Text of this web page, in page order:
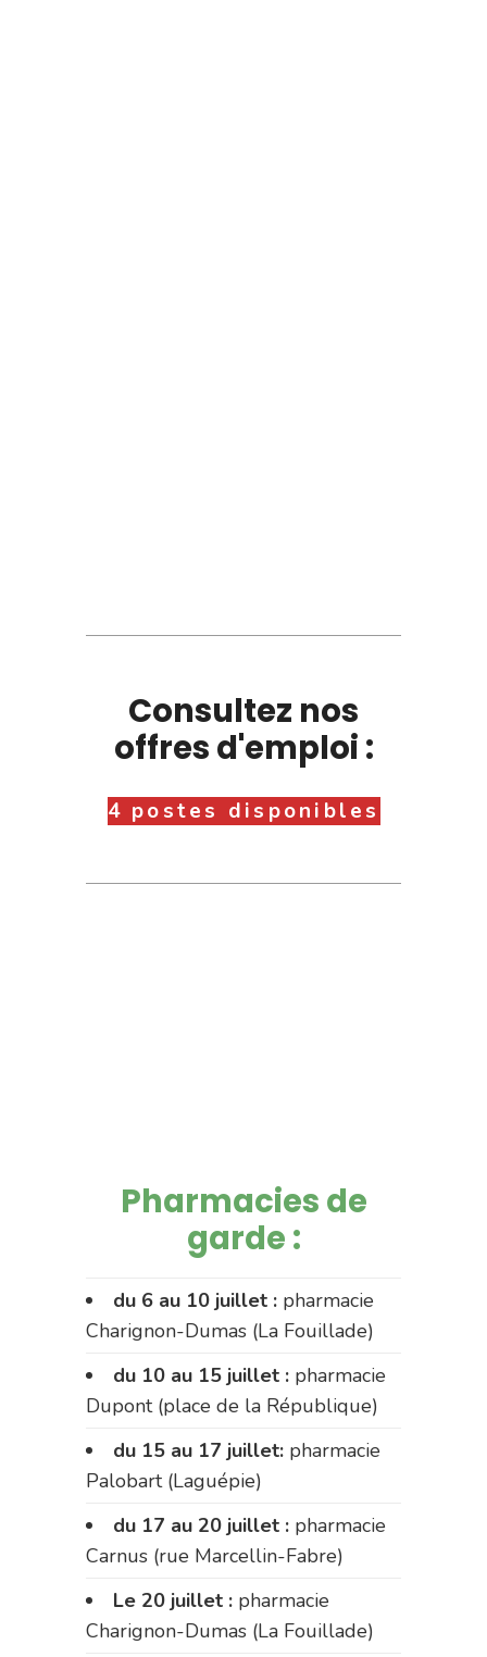
Consultez nos
offres d'emploi :
4 postes disponibles
Pharmacies de
garde :
du 6 au 10 juillet : pharmacie
Charignon-Dumas (La Fouillade)
du 10 au 15 juillet : pharmacie
Dupont (place de la République)
du 15 au 17 juillet: pharmacie
Palobart (Laguépie)
du 17 au 20 juillet : pharmacie
Carnus (rue Marcellin-Fabre)
Le 20 juillet : pharmacie
Charignon-Dumas (La Fouillade)